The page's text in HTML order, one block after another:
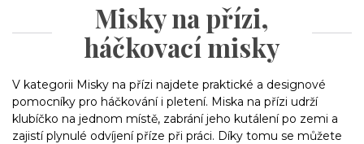
Misky na přízi,
háčkovací misky
V kategorii Misky na přízi najdete praktické a designové
pomocníky pro háčkování i pletení. Miska na přízi udrží
klubíčko na jednom místě, zabrání jeho kutálení po zemi a
zajistí plynulé odvíjení příze při práci. Díky tomu se můžete